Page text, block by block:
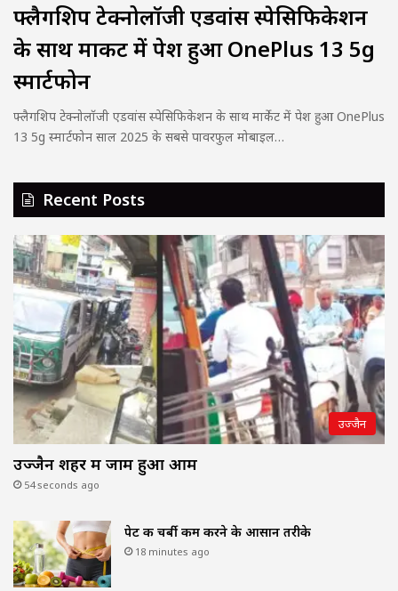
फ्लैगशिप टेक्नोलॉजी एडवांस स्पेसिफिकेशन
के साथ मार्केट में पेश हुआ OnePlus 13 5g
स्मार्टफोन
फ्लैगशिप टेक्नोलॉजी एडवांस स्पेसिफिकेशन के साथ मार्केट में पेश हुआ OnePlus
13 5g स्मार्टफोन साल 2025 के सबसे पावरफुल मोबाइल…
Recent Posts
उज्जैन
उज्जैन शहर में जाम हुआ आम
54 seconds ago
पेट की चर्बी कम करने के आसान तरीके
18 minutes ago